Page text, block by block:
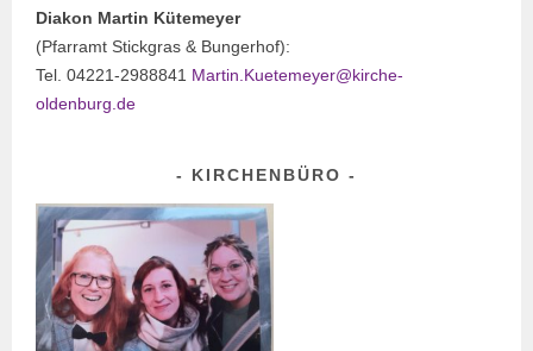
Diakon Martin Kütemeyer
(Pfarramt Stickgras & Bungerhof):
Tel. 04221-2988841 Martin.Kuetemeyer@kirche-
oldenburg.de
KIRCHENBÜRO